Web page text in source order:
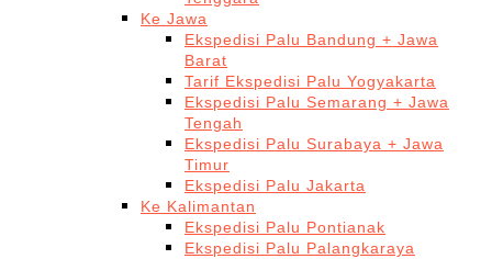
Ke Jawa
Ekspedisi Palu Bandung + Jawa
Barat
Tarif Ekspedisi Palu Yogyakarta
Ekspedisi Palu Semarang + Jawa
Tengah
Ekspedisi Palu Surabaya + Jawa
Timur
Ekspedisi Palu Jakarta
Ke Kalimantan
Ekspedisi Palu Pontianak
Ekspedisi Palu Palangkaraya